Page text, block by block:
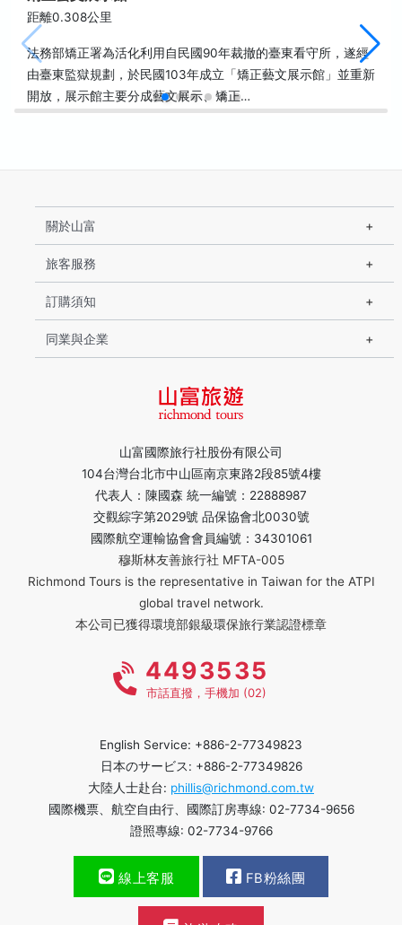
距離0.308公里
法務部矯正署為活化利用自民國90年裁撤的臺東看守所，遂經
由臺東監獄規劃，於民國103年成立「矯正藝文展示館」並重新
開放，展示館主要分成藝文展示、矯正…
山富國際旅行社股份有限公司
104台灣台北市中山區南京東路2段85號4樓
代表人：陳國森 統一編號：22888987
交觀綜字第2029號 品保協會北0030號
國際航空運輸協會會員編號：34301061
穆斯林友善旅行社 MFTA-005
Richmond Tours is the representative in Taiwan for the ATPI
global travel network.
本公司已獲得環境部銀級環保旅行業認證標章
關於山富
旅客服務
訂購須知
同業與企業
4493535
市話直撥，手機加 (02)
English Service: +886-2-77349823
日本のサービス: +886-2-77349826
大陸人士赴台: phillis@richmond.com.tw
國際機票、航空自由行、國際訂房專線: 02-7734-9656
證照專線: 02-7734-9766
線上客服 FB粉絲團